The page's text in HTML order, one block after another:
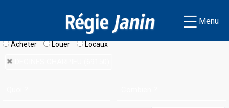
Menu
Acheter Louer Locaux